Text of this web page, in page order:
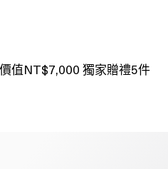
值NT$7,000 獨家贈禮5件